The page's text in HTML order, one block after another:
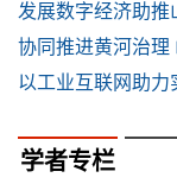
发展数字经济助推
协同推进黄河治理
以工业互联网助
学者专栏